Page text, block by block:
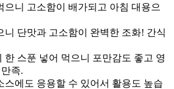
으니 고소함이 배가되고 아침 대용으
니 단맛과 고소함이 완벽한 조화! 간식
한 스푼 넣어 먹으니 포만감도 좋고 영
족.
스에도 응용할 수 있어서 활용도 높습